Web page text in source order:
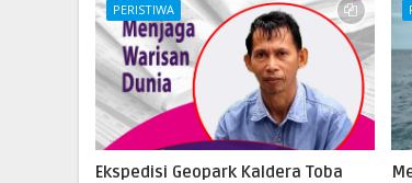
PERISTIWA
Ekspedisi Geopark Kaldera Toba